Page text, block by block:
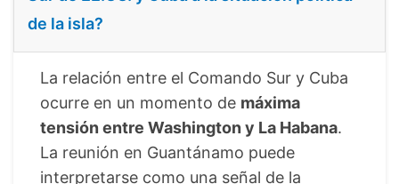
de la isla?
La relación entre el Comando Sur y Cuba
ocurre en un momento de máxima
tensión entre Washington y La Habana.
La reunión en Guantánamo puede
interpretarse como una señal de la